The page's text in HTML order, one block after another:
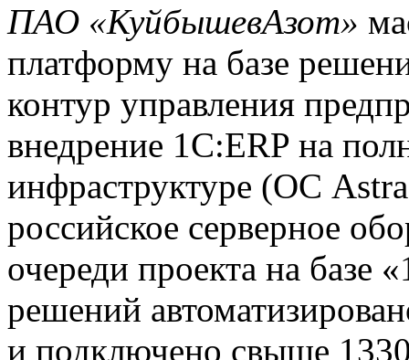
ПАО «КуйбышевАзот»
платформу на базе
контур управления
внедрение 1С:ERP на
инфраструктуре (ОС
российское серверное
очереди проекта на базе
решений
и подключено свыше